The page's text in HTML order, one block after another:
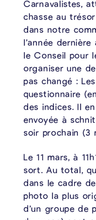
Carnavalistes,
chasse au
dans notre
l’année
le Conseil pour
organiser une
pas changé :
questionnaire
des indices. Il
envoyée à
soir prochain (3
Le 11 mars, à
sort. Au total,
dans le cadre
photo la plus
d’un groupe de